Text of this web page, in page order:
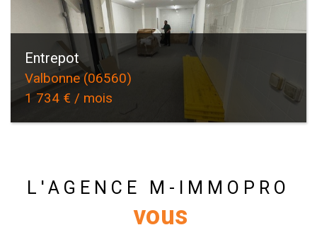
Entrepot
Valbonne (06560)
1 734 € / mois
L'AGENCE M-IMMOPRO
vous